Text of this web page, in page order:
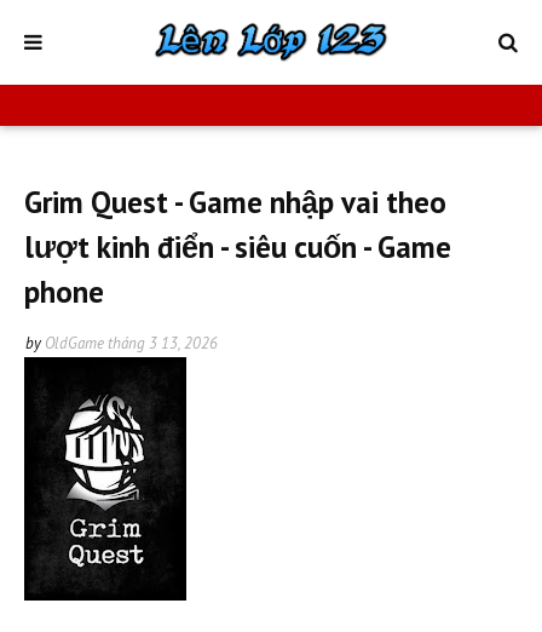
Grim Quest - Game nhập vai theo
lượt kinh điển - siêu cuốn - Game
phone
by OldGame tháng 3 13, 2026